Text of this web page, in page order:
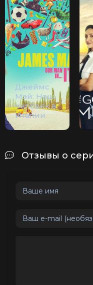
Джеймс
Мэй: Наш
человек в
Италии
Отзывы о